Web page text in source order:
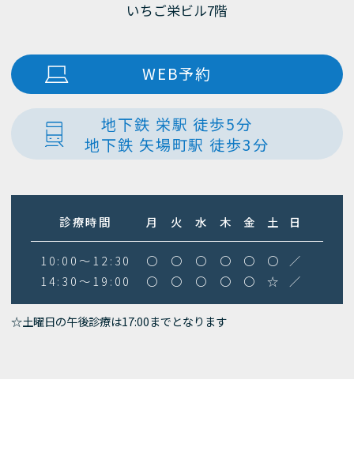
いちご栄ビル7階
WEB予約
地下鉄 栄駅 徒歩5分
地下鉄 矢場町駅 徒歩3分
診療時間 月 火 水 木 金 土 日
10:00～12:30 〇 〇 〇 〇 〇 〇
／
14:30～19:00
〇 〇 〇 〇 〇 ☆ ／
☆土曜日の午後診療は17:00までとなります